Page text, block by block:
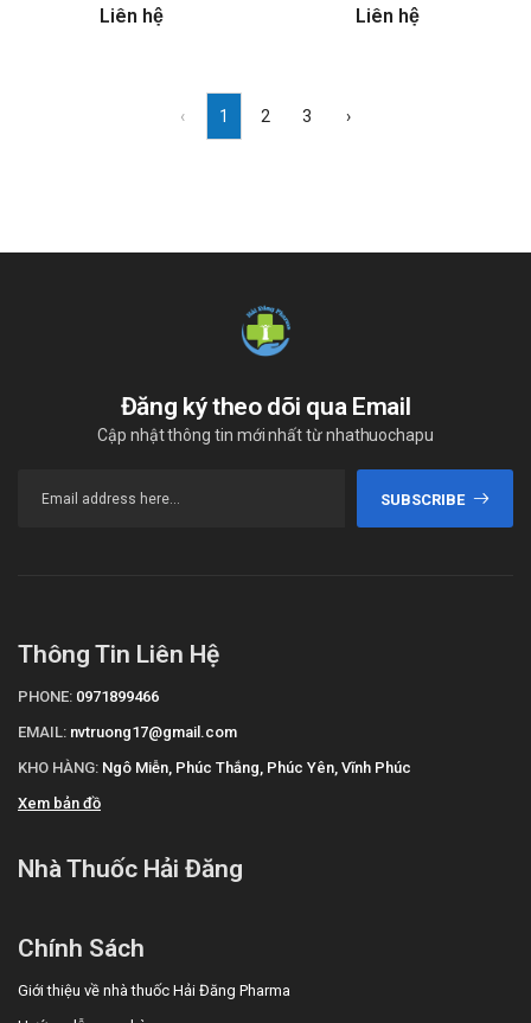
Liên hệ Liên hệ
‹ 1 2 3 ›
Đăng ký theo dõi qua Email
Cập nhật thông tin mới nhất từ nhathuochapu
SUBSCRIBE
Thông Tin Liên Hệ
PHONE: 0971899466
EMAIL: nvtruong17@gmail.com
KHO HÀNG: Ngô Miễn, Phúc Thắng, Phúc Yên, Vĩnh Phúc
Xem bản đồ
Nhà Thuốc Hải Đăng
Chính Sách
Giới thiệu về nhà thuốc Hải Đăng Pharma